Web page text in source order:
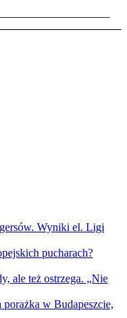
Wyniki el. Ligi
pucharach?
ale też ostrzega. „Nie
w Budapeszcie,